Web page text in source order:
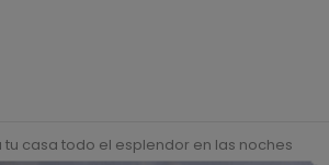
casa todo el esplendor en las noches